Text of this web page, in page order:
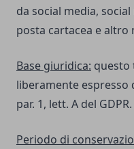
da social media,
posta cartacea e
Base giuridica: questo
liberamente espresso
par. 1, lett. A del GDPR.
Periodo di